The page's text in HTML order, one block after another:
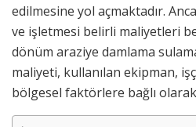
edilmesine yol açmaktadır.
ve işletmesi belirli maliyetleri
dönüm araziye damlama
maliyeti, kullanılan ekipman,
bölgesel faktörlere bağlı